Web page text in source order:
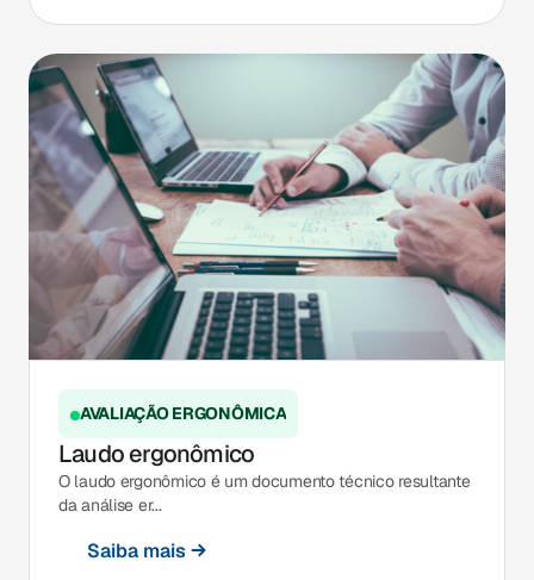
AVALIAÇÃO ERGONÔMICA
Laudo ergonômico
O laudo ergonômico é um documento técnico resultante
da análise er...
Saiba mais